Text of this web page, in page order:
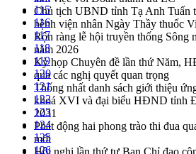
Chủ tịch UBND tỉnh Tạ Anh Tuấn
bệnh viện nhân Ngày Thầy thuốc
Rộn ràng lễ hội truyền thống
năm 2026
Kỳ họp Chuyên đề lần thứ Năm,
qua các nghị quyết quan trọng
Thống nhất danh sách giới thiệu
khoá XVI và đại biểu HĐND tỉnh
2031
Phát động hai phong trào thi đua
mới
115
116
117
118
119
120
121
122
123
124
125
126